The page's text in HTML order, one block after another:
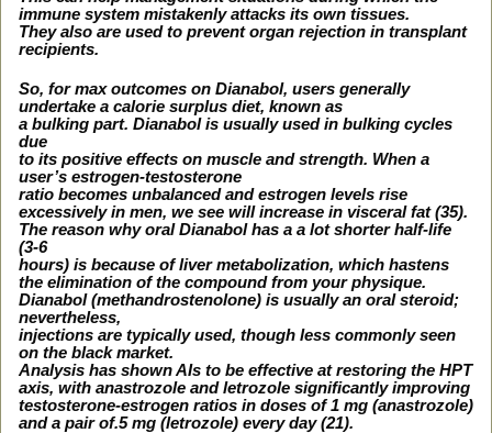
immune system mistakenly attacks its own tissues.
They also are used to prevent organ rejection in transplant
recipients.
So, for max outcomes on Dianabol, users generally
undertake a calorie surplus diet, known as
a bulking part. Dianabol is usually used in bulking cycles
due
to its positive effects on muscle and strength. When a
user’s estrogen-testosterone
ratio becomes unbalanced and estrogen levels rise
excessively in men, we see will increase in visceral fat (35).
The reason why oral Dianabol has a a lot shorter half-life
(3-6
hours) is because of liver metabolization, which hastens
the elimination of the compound from your physique.
Dianabol (methandrostenolone) is usually an oral steroid;
nevertheless,
injections are typically used, though less commonly seen
on the black market.
Analysis has shown AIs to be effective at restoring the HPT
axis, with anastrozole and letrozole significantly improving
testosterone-estrogen ratios in doses of 1 mg (anastrozole)
and a pair of.5 mg (letrozole) every day (21).